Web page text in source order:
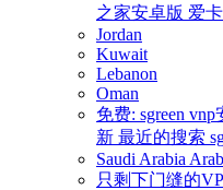
之家安卓版 爱
Jordan
Kuwait
Lebanon
Oman
免费: sgreen
新 最近的搜索
Saudi Arabia
只剩下门缝的